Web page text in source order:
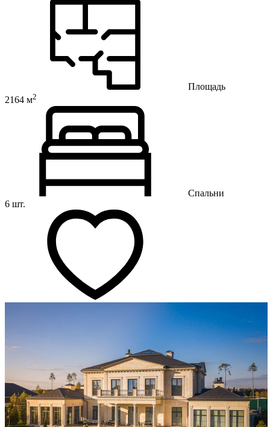
Площадь
2164 м2
Спальни
6 шт.